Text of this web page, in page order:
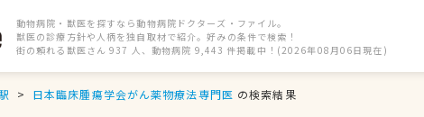
動物病院・獣医を探すなら動物病院ドクターズ・ファイル。
獣医の診療方針や人柄を独自取材で紹介。好みの条件で検索！
街の頼れる獣医さん 937 人、動物病院 9,443 件掲載中！(2026年08月06日現在)
日本臨床腫瘍学会がん薬物療法専門医 の検索結果